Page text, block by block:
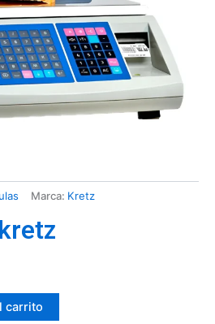
Marca: Kretz
carrito